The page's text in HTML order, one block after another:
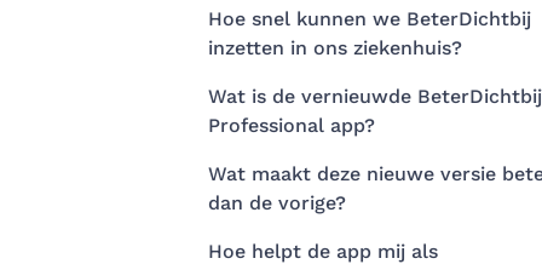
Hoe snel kunnen we BeterDichtbij
inzetten in ons ziekenhuis?
Wat is de vernieuwde BeterDichtbij
Professional app?
Wat maakt deze nieuwe versie
dan de vorige?
Hoe helpt de app mij als